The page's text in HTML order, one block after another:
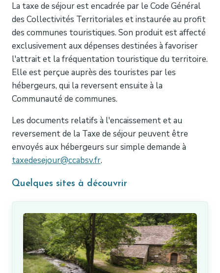
La taxe de séjour est encadrée par le Code Général
des Collectivités Territoriales et instaurée au profit
des communes touristiques. Son produit est affecté
exclusivement aux dépenses destinées à favoriser
l'attrait et la fréquentation touristique du territoire.
Elle est perçue auprès des touristes par les
hébergeurs, qui la reversent ensuite à la
Communauté de communes.
Les documents relatifs à l'encaissement et au
reversement de la Taxe de séjour peuvent être
envoyés aux hébergeurs sur simple demande à
taxedesejour@ccabsv.fr.
Quelques sites à découvrir